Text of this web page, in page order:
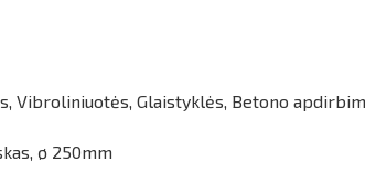
Vibroliniuotės, Glaistyklės Betono
ø 250mm